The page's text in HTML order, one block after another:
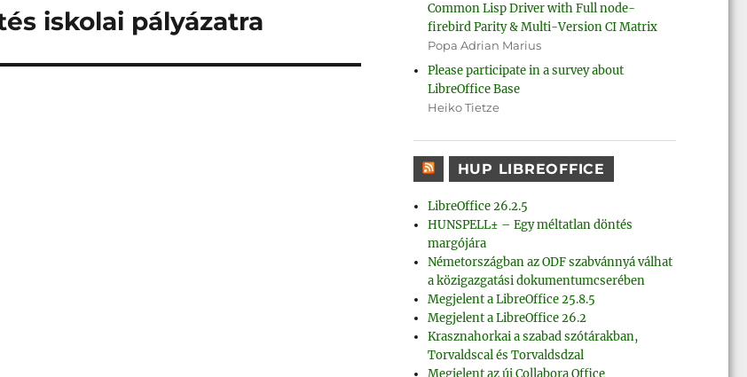
iskolai pályázatra
Common Lisp Driver with Full node-
firebird Parity & Multi-Version CI Matrix
Popa Adrian Marius
Please participate in a survey about
LibreOffice Base
Heiko Tietze
HUP LIBREOFFICE
LibreOffice 26.2.5
HUNSPELL± – Egy méltatlan döntés
margójára
Németországban az ODF szabvánnyá válhat
a közigazgatási dokumentumcserében
Megjelent a LibreOffice 25.8.5
Megjelent a LibreOffice 26.2
Krasznahorkai a szabad szótárakban,
Torvaldscal és Torvaldsdzal
Megjelent az új Collabora Office